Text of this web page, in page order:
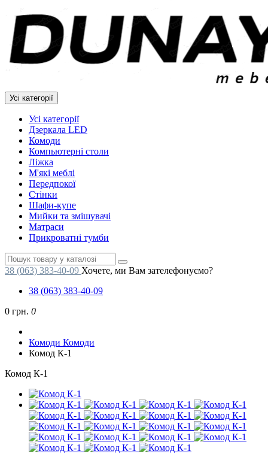
Усі категорії
Усі категорії
Дзеркала LED
Комоди
Компьютерні столи
Ліжка
М'які меблі
Передпокої
Стінки
Шафи-купе
Мийки та змішувачі
Матраси
Прикроватні тумби
38 (063) 383-40-09 Хочете, ми Вам зателефонуємо?
38 (063) 383-40-09
0 грн. 0
Комоди Комоди
Комод К-1
Комод К-1